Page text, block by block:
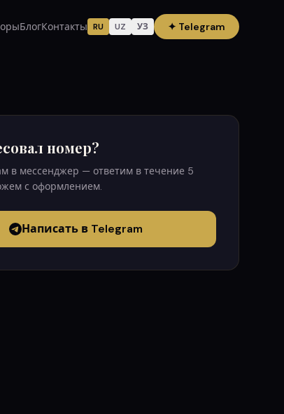
БлогКонтакты RU UZ УЗ ✦ Telegram
номер?
в мессенджер — ответим в течение 5
с оформлением.
Написать в Telegram